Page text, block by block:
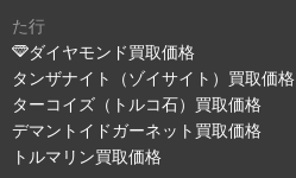
た行
ダイヤモンド買取価格
タンザナイト（ゾイサイト）買取価格
ターコイズ（トルコ石）買取価格
デマントイドガーネット買取価格
トルマリン買取価格